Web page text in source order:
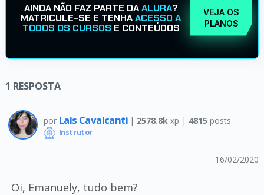
AINDA NÃO FAZ PARTE DAALURA?
MATRICULE-SE E TENHAACESSO A
TODOS OS CURSOS E CONTEÚDOS
VEJA OS
PLANOS
1 RESPOSTA
por Laís Cavalcanti | 2578.8k xp | 4815 posts
Instrutor
16/02/2020
Oi, Emanuely, tudo bem?